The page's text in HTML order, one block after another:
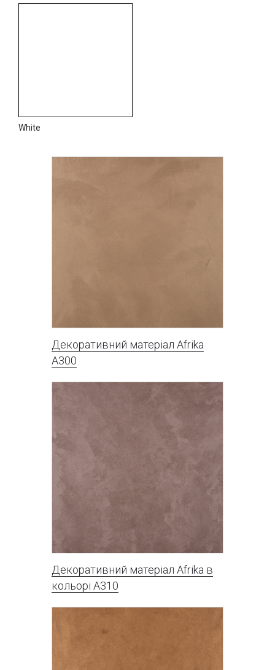
White
Декоративний матеріал Afrika
A300
Декоративний матеріал Afrika в
кольорі A310